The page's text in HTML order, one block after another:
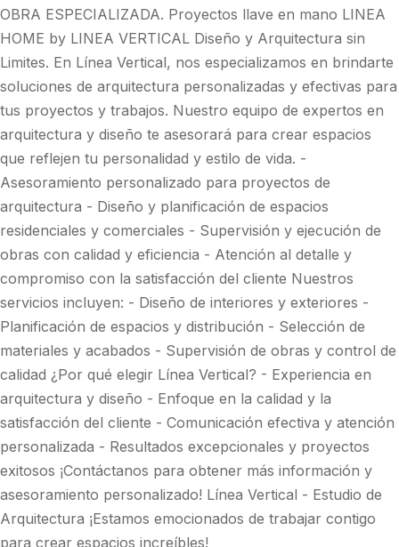
OBRA ESPECIALIZADA. Proyectos llave en mano LINEA
HOME by LINEA VERTICAL Diseño y Arquitectura sin
Limites. En Línea Vertical, nos especializamos en brindarte
soluciones de arquitectura personalizadas y efectivas para
tus proyectos y trabajos. Nuestro equipo de expertos en
arquitectura y diseño te asesorará para crear espacios
que reflejen tu personalidad y estilo de vida. -
Asesoramiento personalizado para proyectos de
arquitectura - Diseño y planificación de espacios
residenciales y comerciales - Supervisión y ejecución de
obras con calidad y eficiencia - Atención al detalle y
compromiso con la satisfacción del cliente Nuestros
servicios incluyen: - Diseño de interiores y exteriores -
Planificación de espacios y distribución - Selección de
materiales y acabados - Supervisión de obras y control de
calidad ¿Por qué elegir Línea Vertical? - Experiencia en
arquitectura y diseño - Enfoque en la calidad y la
satisfacción del cliente - Comunicación efectiva y atención
personalizada - Resultados excepcionales y proyectos
exitosos ¡Contáctanos para obtener más información y
asesoramiento personalizado! Línea Vertical - Estudio de
Arquitectura ¡Estamos emocionados de trabajar contigo
para crear espacios increíbles!